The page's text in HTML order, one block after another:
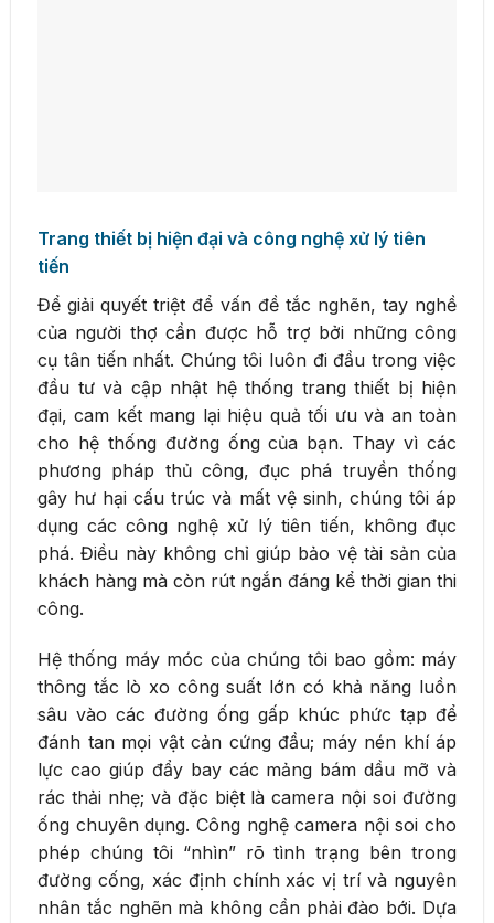
Trang thiết bị hiện đại và công nghệ xử lý tiên
tiến
Để giải quyết triệt để vấn đề tắc nghẽn, tay nghề
của người thợ cần được hỗ trợ bởi những công
cụ tân tiến nhất. Chúng tôi luôn đi đầu trong việc
đầu tư và cập nhật hệ thống trang thiết bị hiện
đại, cam kết mang lại hiệu quả tối ưu và an toàn
cho hệ thống đường ống của bạn. Thay vì các
phương pháp thủ công, đục phá truyền thống
gây hư hại cấu trúc và mất vệ sinh, chúng tôi áp
dụng các công nghệ xử lý tiên tiến, không đục
phá. Điều này không chỉ giúp bảo vệ tài sản của
khách hàng mà còn rút ngắn đáng kể thời gian thi
công.
Hệ thống máy móc của chúng tôi bao gồm: máy
thông tắc lò xo công suất lớn có khả năng luồn
sâu vào các đường ống gấp khúc phức tạp để
đánh tan mọi vật cản cứng đầu; máy nén khí áp
lực cao giúp đẩy bay các mảng bám dầu mỡ và
rác thải nhẹ; và đặc biệt là camera nội soi đường
ống chuyên dụng. Công nghệ camera nội soi cho
phép chúng tôi “nhìn” rõ tình trạng bên trong
đường cống, xác định chính xác vị trí và nguyên
nhân tắc nghẽn mà không cần phải đào bới. Dựa